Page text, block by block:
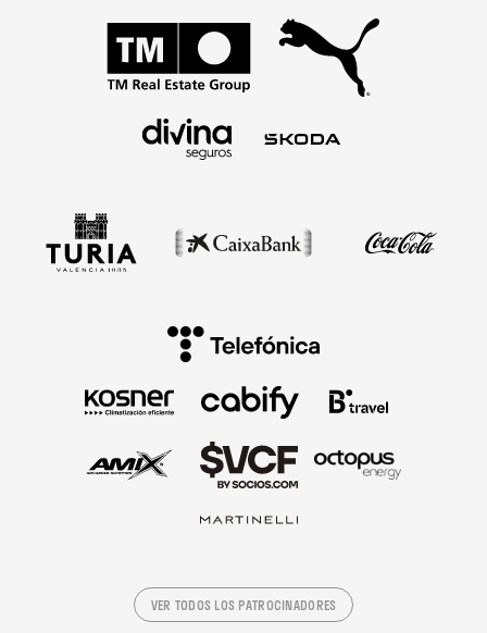
VER TODOS LOS PATROCINADORES